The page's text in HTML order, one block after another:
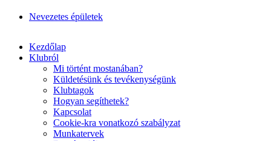
Nevezetes épületek
Kezdőlap
Klubról
Mi történt mostanában?
Küldetésünk és tevékenységünk
Klubtagok
Hogyan segíthetek?
Kapcsolat
Cookie-kra vonatkozó szabályzat
Munkatervek